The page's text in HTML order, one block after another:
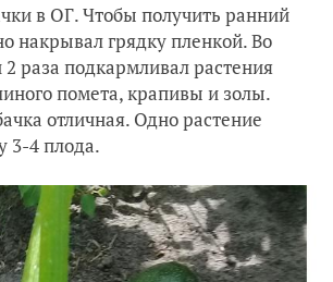
в ОГ. Чтобы получить ранний
накрывал грядку пленкой. Во
раза подкармливал растения
помета, крапивы и золы.
отличная. Одно растение
3-4 плода.